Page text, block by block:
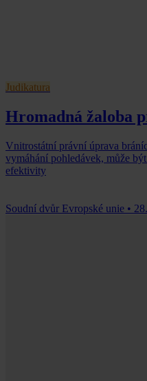
Judikatura
Hromadná žaloba
Vnitrostátní právní úprava
vymáhání pohledávek, může
efektivity
Soudní dvůr Evropské unie •